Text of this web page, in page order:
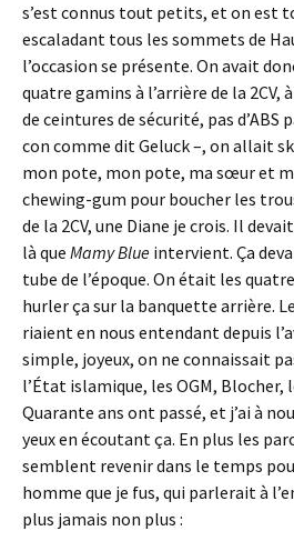
s’est connus tout petits, et on est
escaladant tous les sommets de
l’occasion se présente. On avait
quatre gamins à l’arrière de la 2CV,
de ceintures de sécurité, pas d’ABS
con comme dit Geluck –, on allait
mon pote, mon pote, ma sœur et
chewing-gum pour boucher les
de la 2CV, une Diane je crois. Il
là que Mamy Blue intervient. Ça
tube de l’époque. On était les
hurler ça sur la banquette arrière.
riaient en nous entendant depuis
simple, joyeux, on ne connaissait
l’État islamique, les OGM, Blocher,
Quarante ans ont passé, et j’ai à
yeux en écoutant ça. En plus les
semblent revenir dans le temps
homme que je fus, qui parlerait à
plus jamais non plus :